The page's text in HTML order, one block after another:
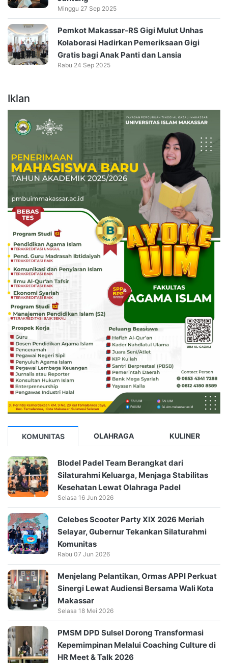
Minggu 27 Sep 2025
Pemkot Makassar-RS Gigi Mulut Unhas
Kolaborasi Hadirkan Pemeriksaan Gigi
Gratis bagi Anak Panti dan Lansia
Rabu 24 Sep 2025
Iklan
KOMUNITAS OLAHRAGA KULINER
Blodel Padel Team Berangkat dari
Silaturahmi Keluarga, Menjaga Stabilitas
Kesehatan Lewat Olahraga Padel
Selasa 16 Jun 2026
Celebes Scooter Party XIX 2026 Meriah
Selayar, Gubernur Tekankan Silaturahmi
Komunitas
Rabu 07 Jun 2026
Menjelang Pelantikan, Ormas APPI Perkuat
Sinergi Lewat Audiensi Bersama Wali Kota
Makassar
Selasa 18 Mei 2026
PMSM DPD Sulsel Dorong Transformasi
Kepemimpinan Melalui Coaching Culture di
HR Meet & Talk 2026